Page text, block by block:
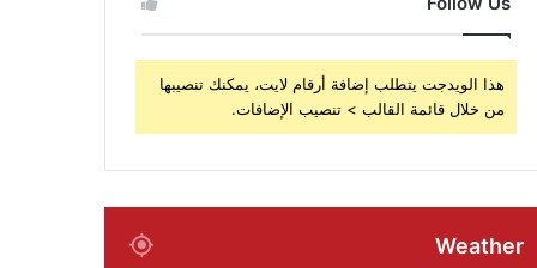
هذا الويدجت يتطلب إضافة أرقام لايت، يمكنك تنصيبها
من خلال قائمة القالب > تنصيب الإضافات.
Weather